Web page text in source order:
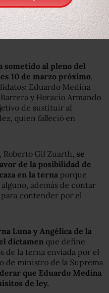
sometido al pleno del
10 de marzo próximo
Eduardo Medina
y Horacio Armando
de sustituir al
quien falleció en
, Roberto Gil Zuarth, se
de la posibilidad de
en la terna porque
además de contar
contender por el
Luna y Angélica de la
dictamen que define
de la terna enviada por el
de ministro de la Suprema
que Eduardo Medina
de ley.